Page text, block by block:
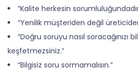
“Kalite herkesin
“Yenilik müşteriden değil
“Doğru soruyu nasıl soracağınızı
keşfetmezsiniz.”
“Bilgisiz soru sormamalısın.”